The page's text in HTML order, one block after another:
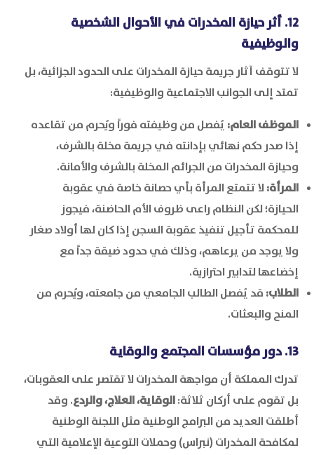
12. أثر حيازة المخدرات في الأحوال الشخصية
والوظيفية
لا تتوقف آثار جريمة حيازة المخدرات على الحدود الجزائية، بل
تمتد إلى الجوانب الاجتماعية والوظيفية:
الموظف العام: يُفصل من وظيفته فوراً ويُحرم من تقاعده
إذا صدر حكم نهائي بإدانته في جريمة مخلة بالشرف،
وحيازة المخدرات من الجرائم المخلة بالشرف والأمانة.
المرأة: لا تتمتع المرأة بأي حصانة خاصة في عقوبة
الحيازة؛ لكن النظام راعى ظروف الأم الحاضنة، فيجوز
للمحكمة تأجيل تنفيذ عقوبة السجن إذا كان لها أولاد صغار
ولا يوجد من يرعاهم، وذلك في حدود ضيقة جداً مع
إخضاعها لتدابير احترازية.
الطلاب: قد يُفصل الطالب الجامعي من جامعته، ويُحرم من
المنح والبعثات.
13. دور مؤسسات المجتمع والوقاية
تدرك المملكة أن مواجهة المخدرات لا تقتصر على العقوبات،
بل تقوم على أركان ثلاثة:الوقاية، العلاج، والردع. وقد
أطلقت العديد من البرامج الوطنية مثل اللجنة الوطنية
لمكافحة المخدرات (نبراس) وحملات التوعية الإعلامية التي